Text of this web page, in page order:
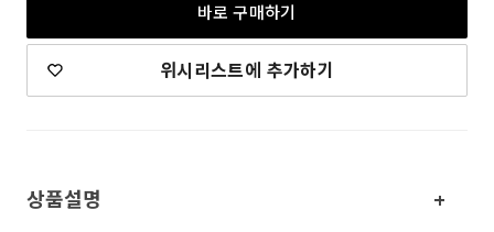
바로 구매하기
위시리스트에 추가하기
상품설명